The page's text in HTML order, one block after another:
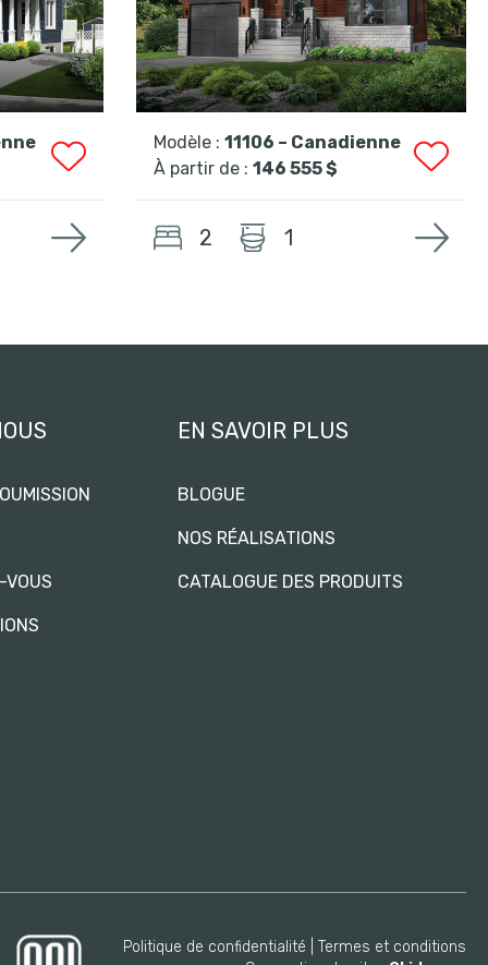
Modèle : 11106 – Canadienne
À partir de : 146 555 $
2 1
VOUS
EN SAVOIR PLUS
BLOGUE
NOS RÉALISATIONS
CATALOGUE DES PRODUITS
Politique de confidentialité
Termes et conditions